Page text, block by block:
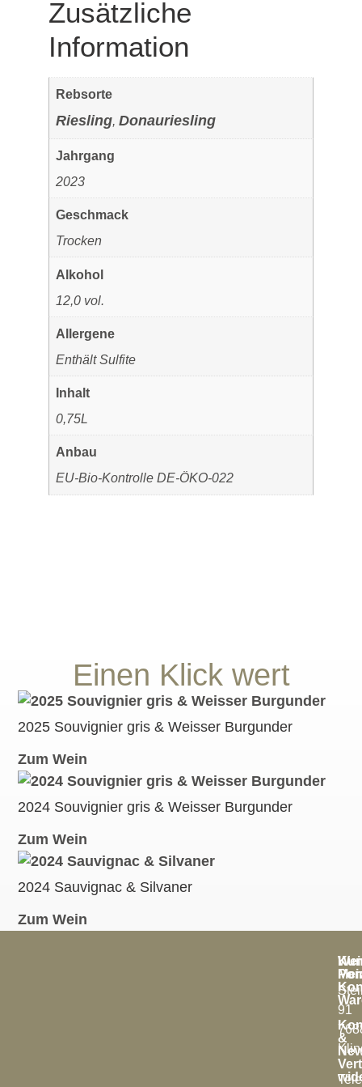
Zusätzliche
Information
Rebsorte
Riesling,Donauriesling
Jahrgang
2023
Geschmack
Trocken
Alkohol
12,0 vol.
Allergene
Enthält Sulfite
Inhalt
0,75L
Anbau
EU-Bio-Kontrolle DE-ÖKO-022
Einen Klick wert
2025 Souvignier gris & Weisser Burgunder
Zum Wein
2024 Souvignier gris & Weisser Burgunder
Zum Wein
2024 Sauvignac & Silvaner
Zum Wein
&
91